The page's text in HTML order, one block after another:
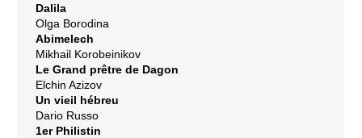
Dalila
Olga Borodina
Abimelech
Mikhail Korobeinikov
Le Grand prêtre de Dagon
Elchin Azizov
Un vieil hébreu
Dario Russo
1er Philistin